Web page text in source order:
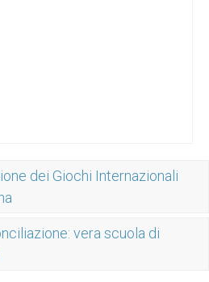
dei Giochi Internazionali
vera scuola di